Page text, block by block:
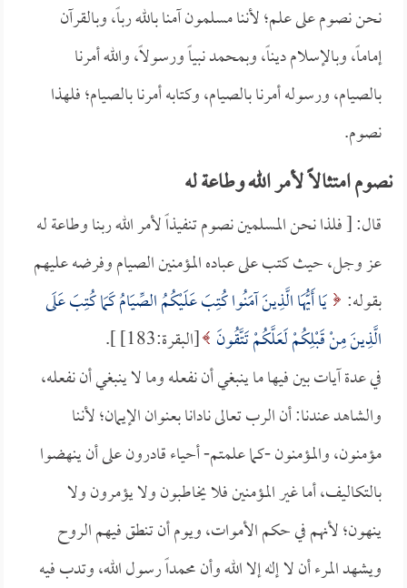
نحن نصوم على علم؛ لأننا مسلمون آمنا بالله رباً، وبالقرآن
إماماً، وبالإسلام ديناً، وبمحمد نبياً ورسولاً، والله أمرنا
بالصيام، ورسوله أمرنا بالصيام، وكتابه أمرنا بالصيام؛ فلهذا
نصوم.
نصوم امتثالاً لأمر الله وطاعة له
قال: [ فلذا نحن المسلمين نصوم تنفيذاً لأمر الله ربنا وطاعة له
عز وجل، حيث كتب على عباده المؤمنين الصيام وفرضه عليهم
بقوله: يَا أَيُّهَا الَّذِينَ آمَنُوا كُتِبَ عَلَيْكُمُ الصِّيَامُ كَمَا كُتِبَ عَلَى
الَّذِينَ مِنْ قَبْلِكُمْ لَعَلَّكُمْ تَتَّقُونَ [البقرة:183] ].
في عدة آيات بين فيها ما ينبغي أن نفعله وما لا ينبغي أن نفعله،
والشاهد عندنا: أن الرب تعالى نادانا بعنوان الإيمان؛ لأننا
مؤمنون، والمؤمنون -كما علمتم- أحياء قادرون على أن ينهضوا
بالتكاليف، أما غير المؤمنين فلا يخاطبون ولا يؤمرون ولا
ينهون؛ لأنهم في حكم الأموات، ويوم أن تنطق فيهم الروح
ويشهد المرء أن لا إله إلا الله وأن محمداً رسول الله، وتدب فيه